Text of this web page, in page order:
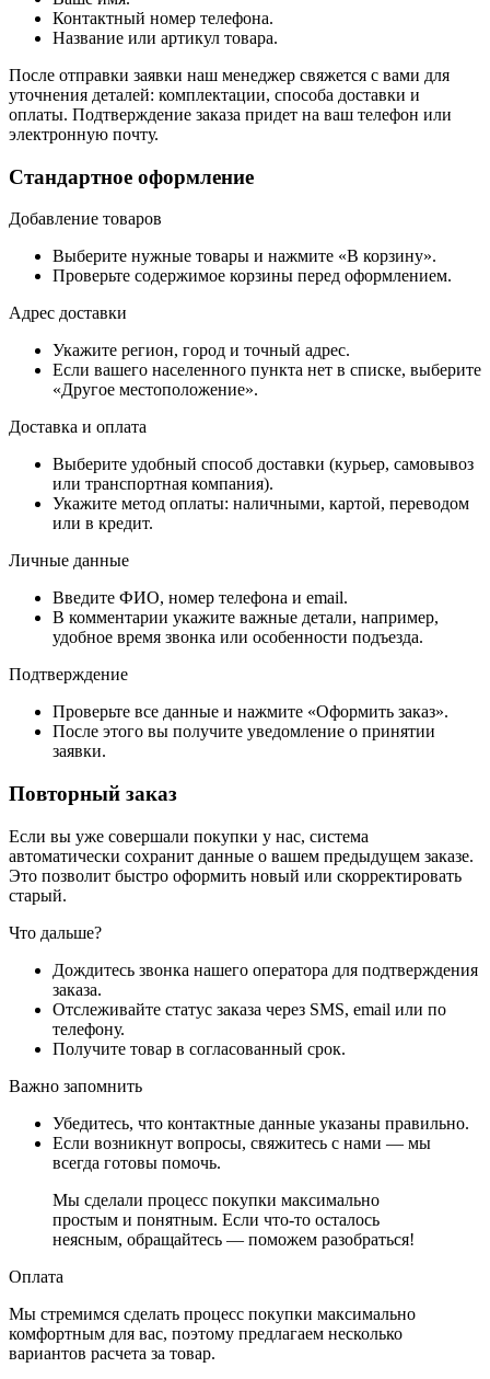
Контактный номер телефона.
Название или артикул товара.
После отправки заявки наш менеджер свяжется с вами для
уточнения деталей: комплектации, способа доставки и
оплаты. Подтверждение заказа придет на ваш телефон или
электронную почту.
Стандартное оформление
Добавление товаров
Выберите нужные товары и нажмите «В корзину».
Проверьте содержимое корзины перед оформлением.
Адрес доставки
Укажите регион, город и точный адрес.
Если вашего населенного пункта нет в списке, выберите
«Другое местоположение».
Доставка и оплата
Выберите удобный способ доставки (курьер, самовывоз
или транспортная компания).
Укажите метод оплаты: наличными, картой, переводом
или в кредит.
Личные данные
Введите ФИО, номер телефона и email.
В комментарии укажите важные детали, например,
удобное время звонка или особенности подъезда.
Подтверждение
Проверьте все данные и нажмите «Оформить заказ».
После этого вы получите уведомление о принятии
заявки.
Повторный заказ
Если вы уже совершали покупки у нас, система
автоматически сохранит данные о вашем предыдущем заказе.
Это позволит быстро оформить новый или скорректировать
старый.
Что дальше?
Дождитесь звонка нашего оператора для подтверждения
заказа.
Отслеживайте статус заказа через SMS, email или по
телефону.
Получите товар в согласованный срок.
Важно запомнить
Убедитесь, что контактные данные указаны правильно.
Если возникнут вопросы, свяжитесь с нами — мы
всегда готовы помочь.
Мы сделали процесс покупки максимально
простым и понятным. Если что-то осталось
неясным, обращайтесь — поможем разобраться!
Оплата
Мы стремимся сделать процесс покупки максимально
комфортным для вас, поэтому предлагаем несколько
вариантов расчета за товар.